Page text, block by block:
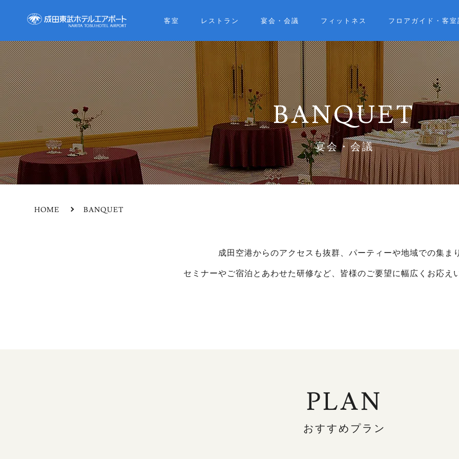
客室 レストラン 宴会・会議 フィットネス フロアガイド・客室
BANQUET
宴会・会議
HOME BANQUET
成田空港からのアクセスも抜群、パーティーや地域での集ま
セミナーやご宿泊とあわせた研修など、皆様のご要望に幅広くお応え
PLAN
おすすめプラン